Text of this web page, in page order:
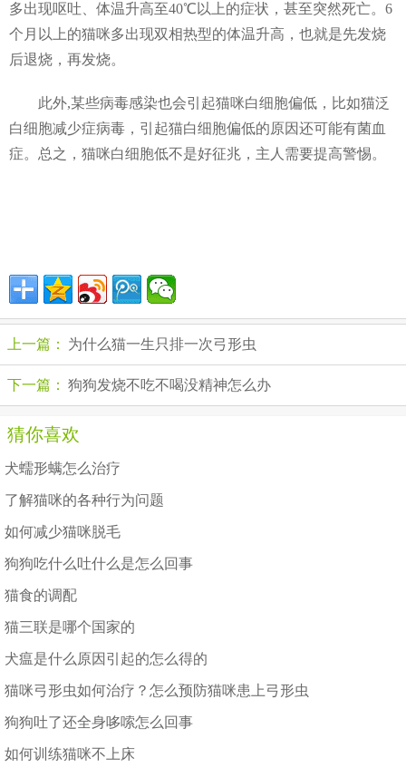
多出现呕吐、体温升高至40℃以上的症状，甚至突然死亡。6
个月以上的猫咪多出现双相热型的体温升高，也就是先发烧
后退烧，再发烧。
此外,某些病毒感染也会引起猫咪白细胞偏低，比如猫泛
白细胞减少症病毒，引起猫白细胞偏低的原因还可能有菌血
症。总之，猫咪白细胞低不是好征兆，主人需要提高警惕。
上一篇： 为什么猫一生只排一次弓形虫
下一篇： 狗狗发烧不吃不喝没精神怎么办
猜你喜欢
犬蠕形螨怎么治疗
了解猫咪的各种行为问题
如何减少猫咪脱毛
狗狗吃什么吐什么是怎么回事
猫食的调配
猫三联是哪个国家的
犬瘟是什么原因引起的怎么得的
猫咪弓形虫如何治疗？怎么预防猫咪患上弓形虫
狗狗吐了还全身哆嗦怎么回事
如何训练猫咪不上床